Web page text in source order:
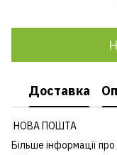
Доставка
НОВА ПОШТА
Більше інформації